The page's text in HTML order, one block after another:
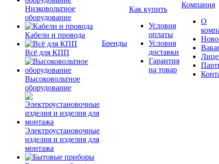
Низковольтное
оборудование
Кабели и провода
Всё для КПП
Высоковольтное
оборудование
Электроустановочные
изделия и изделия для
монтажа
Бренды
Как купить
Условия
оплаты
Условия
доставки
Гарантия
на товар
Компания
О